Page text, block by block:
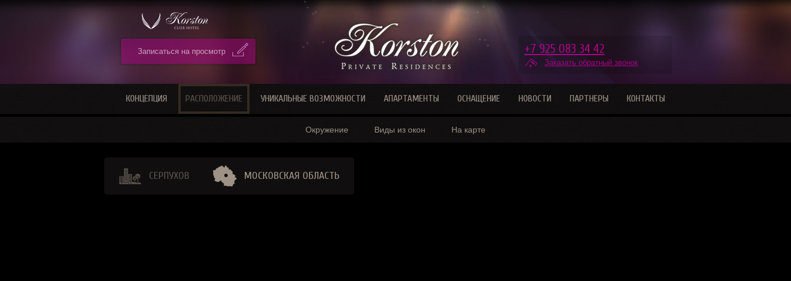
Записаться на просмотр +7 925 083 34 42
Заказать обратный звонок
КОНЦЕПЦИЯ РАСПОЛОЖЕНИЕ
Окружение Виды из окон На карте
УНИКАЛЬНЫЕ ВОЗМОЖНОСТИ АПАРТАМЕНТЫ ОСНАЩЕНИЕ НОВОСТИ ПАРТНЕРЫ КОНТАКТЫ
СЕРПУХОВ МОСКОВСКАЯ ОБЛАСТЬ